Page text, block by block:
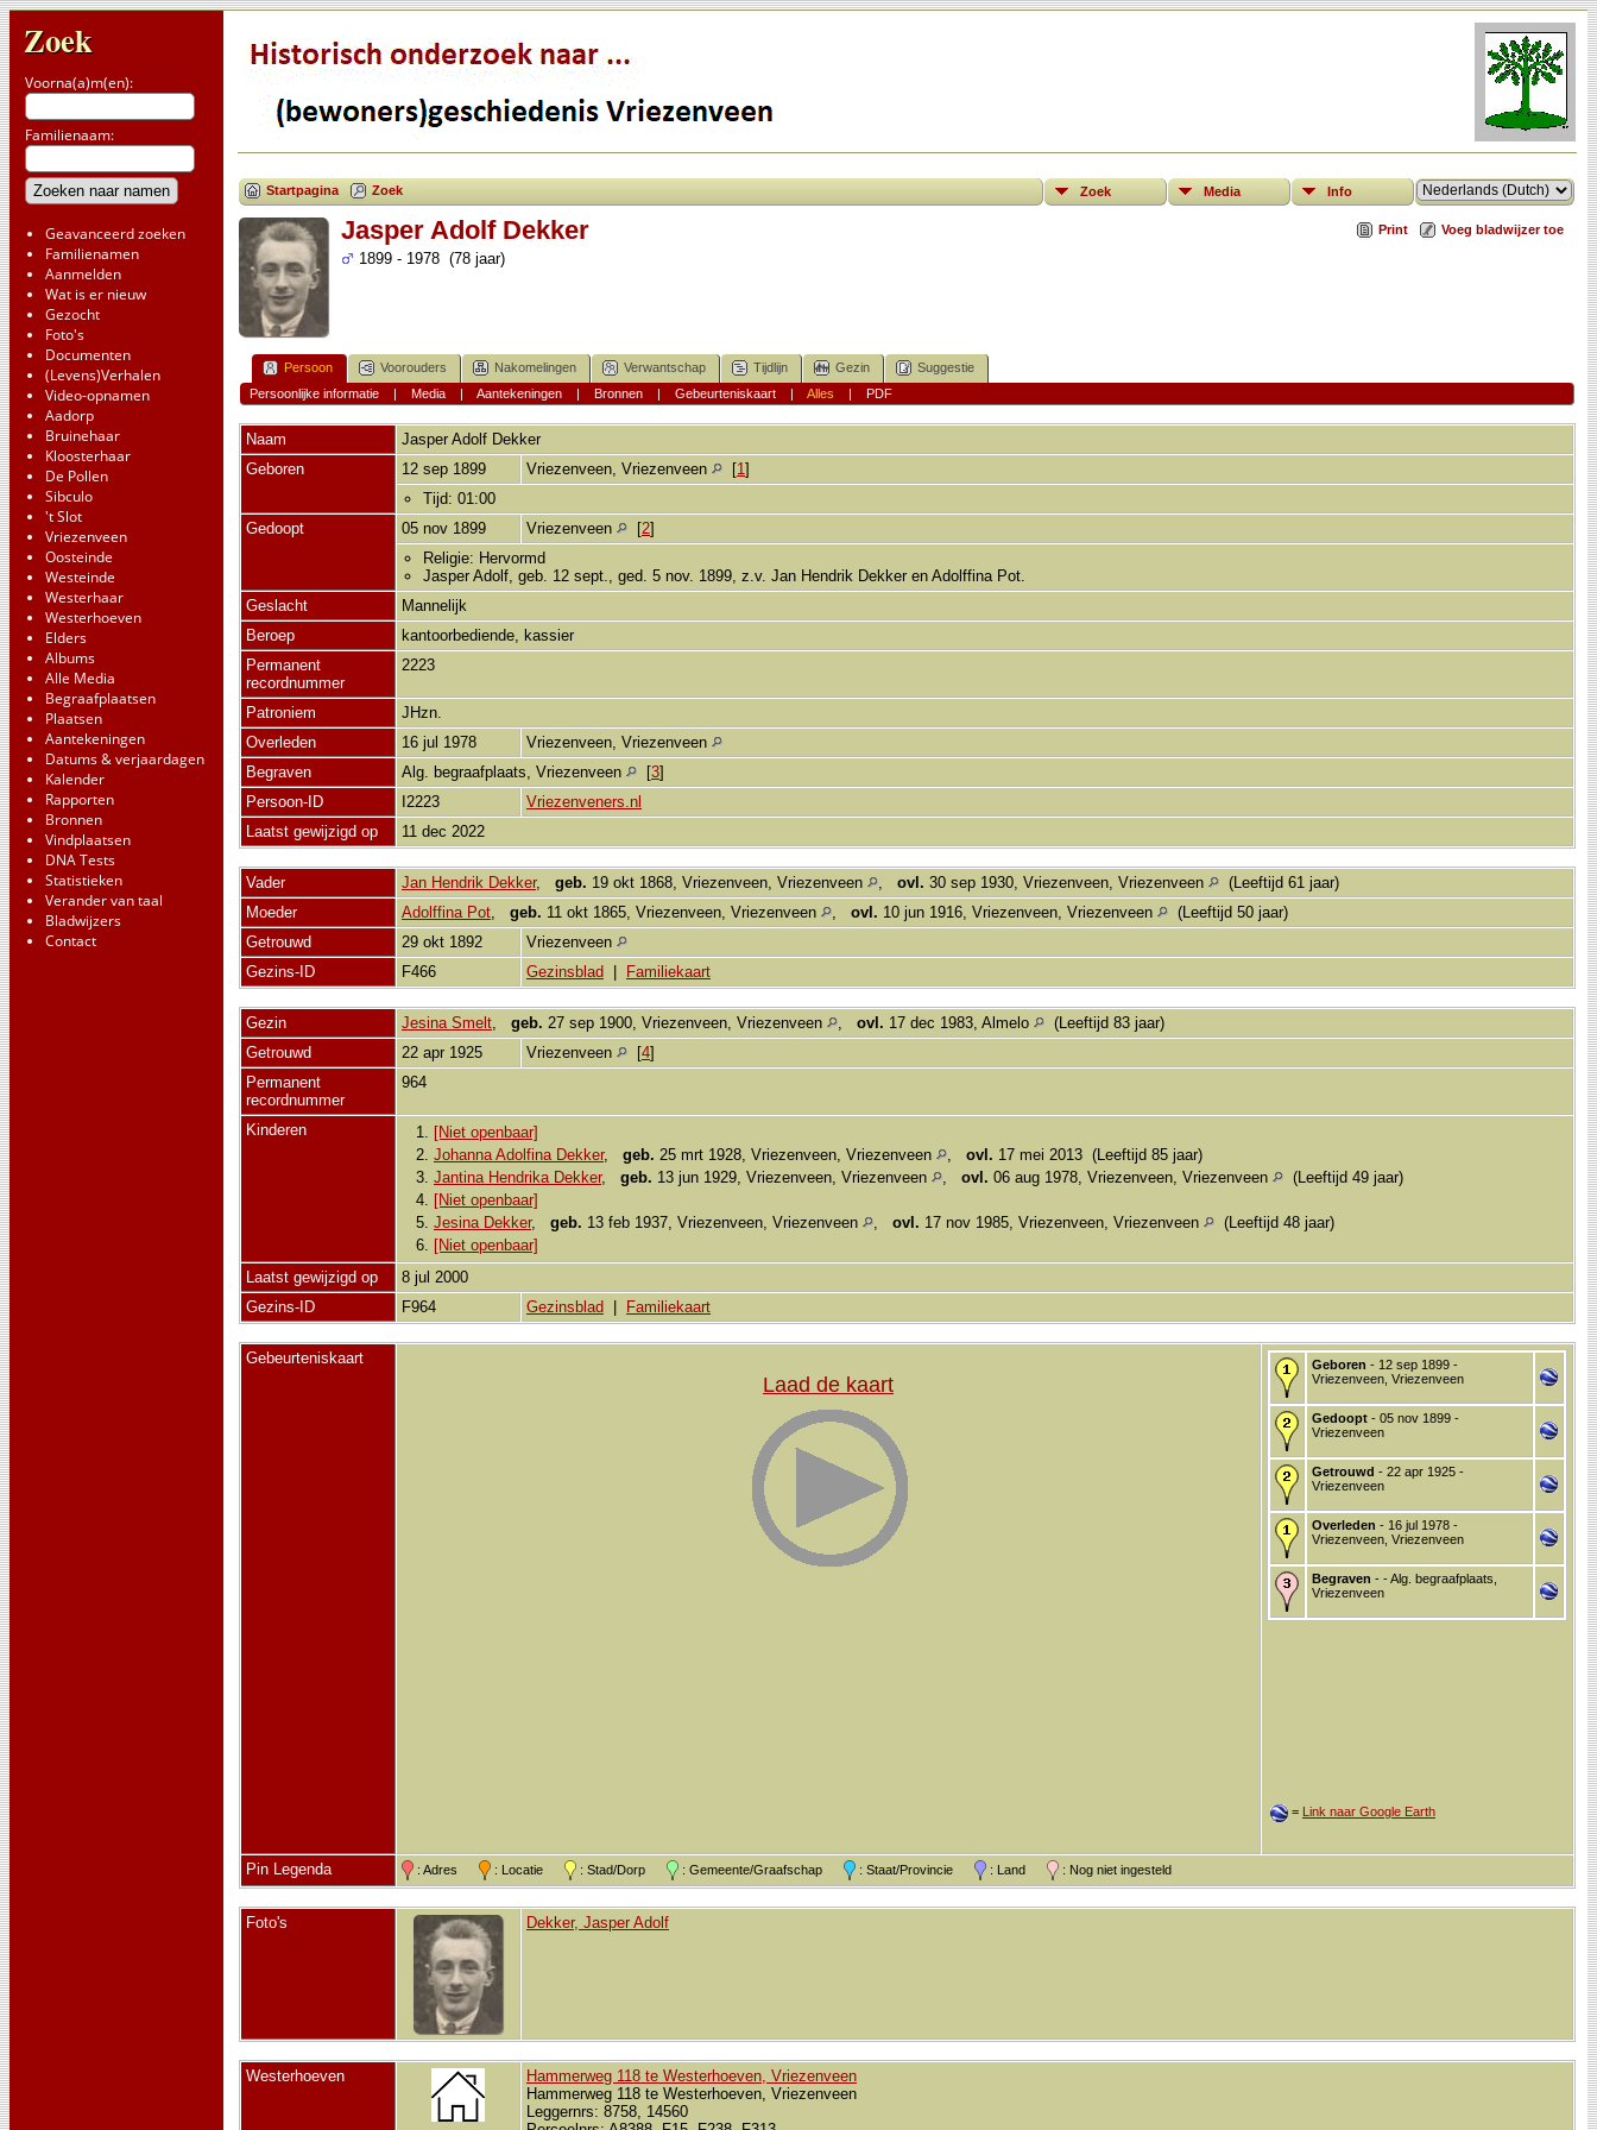
Zoek
Voorna(a)m(en):
Familienaam:
Geavanceerd zoeken
Familienamen
Aanmelden
Wat is er nieuw
Gezocht
Foto's
Documenten
(Levens)Verhalen
Video-opnamen
Aadorp
Bruinehaar
Kloosterhaar
De Pollen
Sibculo
't Slot
Vriezenveen
Oosteinde
Westeinde
Westerhaar
Westerhoeven
Elders
Albums
Alle Media
Begraafplaatsen
Plaatsen
Aantekeningen
Datums & verjaardagen
Kalender
Rapporten
Bronnen
Vindplaatsen
DNA Tests
Statistieken
Verander van taal
Bladwijzers
Contact
Startpagina Zoek Zoek Media Info
Print Voeg bladwijzer toe
Jasper Adolf Dekker
1899 - 1978 (78 jaar)
Persoon Voorouders Nakomelingen Verwantschap Tijdlijn Gezin
Suggestie
Persoonlijke informatie| Media| Aantekeningen| Bronnen| Gebeurteniskaart| Alles | PDF
Naam Jasper Adolf Dekker
Geboren
12 sep 1899 Vriezenveen, Vriezenveen [1]
Tijd: 01:00
Gedoopt
05 nov 1899 Vriezenveen [2]
Religie: Hervormd
Jasper Adolf, geb. 12 sept., ged. 5 nov. 1899, z.v. Jan Hendrik Dekker en Adolffina Pot.
Geslacht
Mannelijk
Beroep
kantoorbediende, kassier
Permanent
recordnummer
2223
Patroniem
JHzn.
Overleden
16 jul 1978
Vriezenveen, Vriezenveen
Begraven
Alg. begraafplaats, Vriezenveen [3]
Persoon-ID
I2223
Vriezenveners.nl
Laatst gewijzigd op
11 dec 2022
Vader Jan Hendrik Dekker, geb. 19 okt 1868, Vriezenveen, Vriezenveen , ovl. 30 sep 1930, Vriezenveen, Vriezenveen
(Leeftijd 61 jaar)
Moeder
Adolffina Pot, geb. 11 okt 1865, Vriezenveen, Vriezenveen , ovl. 10 jun 1916, Vriezenveen, Vriezenveen
(Leeftijd 50 jaar)
Getrouwd
29 okt 1892
Vriezenveen
Gezins-ID
F466 Gezinsblad Familiekaart
Gezin Jesina Smelt, geb. 27 sep 1900, Vriezenveen, Vriezenveen , ovl. 17 dec 1983, Almelo
(Leeftijd 83 jaar)
Getrouwd
22 apr 1925 Vriezenveen [4]
Permanent
recordnummer
964
Kinderen 1. [Niet openbaar]
2. Johanna Adolfina Dekker, geb. 25 mrt 1928, Vriezenveen, Vriezenveen , ovl. 17 mei 2013 (Leeftijd 85 jaar)
3. Jantina Hendrika Dekker, geb. 13 jun 1929, Vriezenveen, Vriezenveen , ovl. 06 aug 1978, Vriezenveen, Vriezenveen
(Leeftijd 49 jaar)
4. [Niet openbaar]
5. Jesina Dekker, geb. 13 feb 1937, Vriezenveen, Vriezenveen , ovl. 17 nov 1985, Vriezenveen, Vriezenveen
(Leeftijd 48 jaar)
6. [Niet openbaar]
Laatst gewijzigd op
8 jul 2000
Gezins-ID
F964 Gezinsblad Familiekaart
Gebeurteniskaart
Laad de kaart
Geboren - 12 sep 1899 -
Vriezenveen, Vriezenveen
Gedoopt - 05 nov 1899 -
Vriezenveen
Getrouwd - 22 apr 1925 -
Vriezenveen
Overleden - 16 jul 1978 -
Vriezenveen, Vriezenveen
Begraven - - Alg. begraafplaats,
Vriezenveen
= Link naar Google Earth
Pin Legenda : Adres : Locatie : Stad/Dorp : Gemeente/Graafschap : Staat/Provincie : Land : Nog niet ingesteld
Foto's Dekker, Jasper Adolf
Westerhoeven
Hammerweg 118 te Westerhoeven, Vriezenveen
Hammerweg 118 te Westerhoeven, Vriezenveen
Leggernrs: 8758, 14560